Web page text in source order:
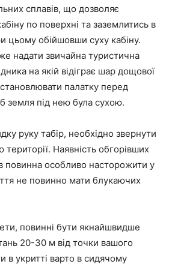
сплавів, що дозволяє
по поверхні та заземлитись в
цьому обійшовши суху кабіну.
надати звичайна туристична
на якій відіграє шар дощової
палатку перед
земля під нею була сухою.
руку табір, необхідно звернути
території. Наявність обгорівших
повинна особливо насторожити у
не повинно мати блукаючих
повинні бути якнайшвидше
20-30 м від точки вашого
в укритті варто в сидячому